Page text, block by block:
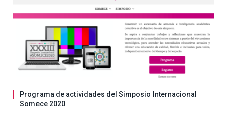
Programa de actividades del Simposio Internacional
Somece 2020